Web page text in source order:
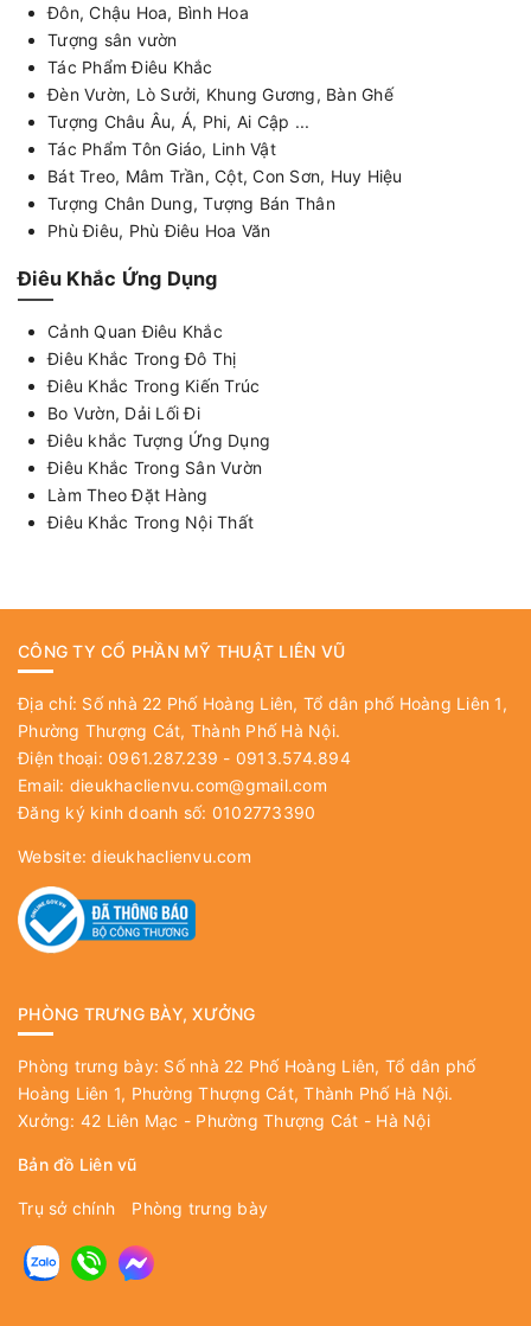
Đôn, Chậu Hoa, Bình Hoa
Tượng sân vườn
Tác Phẩm Điêu Khắc
Đèn Vườn, Lò Sưởi, Khung Gương, Bàn Ghế
Tượng Châu Âu, Á, Phi, Ai Cập ...
Tác Phẩm Tôn Giáo, Linh Vật
Bát Treo, Mâm Trần, Cột, Con Sơn, Huy Hiệu
Tượng Chân Dung, Tượng Bán Thân
Phù Điêu, Phù Điêu Hoa Văn
Điêu Khắc Ứng Dụng
Cảnh Quan Điêu Khắc
Điêu Khắc Trong Đô Thị
Điêu Khắc Trong Kiến Trúc
Bo Vườn, Dải Lối Đi
Điêu khắc Tượng Ứng Dụng
Điêu Khắc Trong Sân Vườn
Làm Theo Đặt Hàng
Điêu Khắc Trong Nội Thất
CÔNG TY CỔ PHẦN MỸ THUẬT LIÊN VŨ
Địa chỉ: Số nhà 22 Phố Hoàng Liên, Tổ dân phố Hoàng Liên 1,
Phường Thượng Cát, Thành Phố Hà Nội.
Điện thoại: 0961.287.239 - 0913.574.894
Email: dieukhaclienvu.com@gmail.com
Đăng ký kinh doanh số: 0102773390
Website:dieukhaclienvu.com
PHÒNG TRƯNG BÀY, XƯỞNG
Phòng trưng bày: Số nhà 22 Phố Hoàng Liên, Tổ dân phố
Hoàng Liên 1, Phường Thượng Cát, Thành Phố Hà Nội.
Xưởng: 42 Liên Mạc - Phường Thượng Cát - Hà Nội
Bản đồ Liên vũ
Trụ sở chính Phòng trưng bày